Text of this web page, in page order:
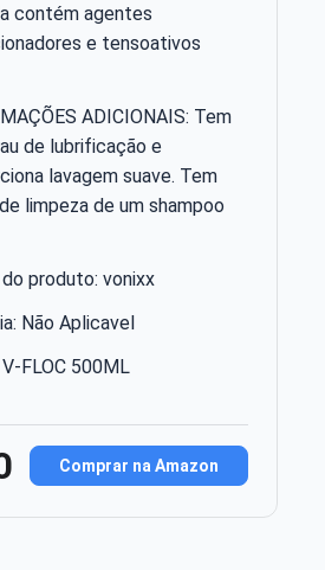
contém agentes
e tensoativos
ADICIONAIS: Tem
de lubrificação e
lavagem suave. Tem
limpeza de um shampoo
produto: vonixx
Não Aplicavel
FLOC 500ML
Comprar na Amazon